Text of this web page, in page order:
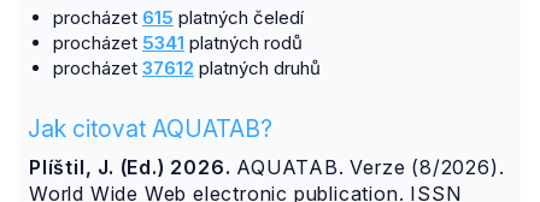
procházet 615 platných čeledí
procházet 5341 platných rodů
procházet 37612 platných druhů
Jak citovat AQUATAB?
Plíštil, J. (Ed.) 2026. AQUATAB. Verze (8/2026).
World Wide Web electronic publication. ISSN